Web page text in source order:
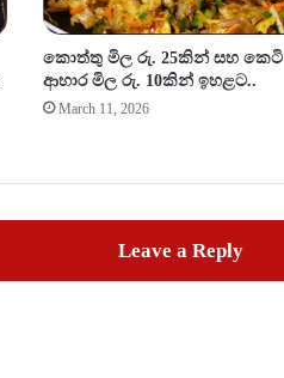
කොත්තු මිල රු. 25කින් සහ කෙටි
ආහාර මිල රු. 10කින් ඉහළට..
March 11, 2026
Leave a Reply